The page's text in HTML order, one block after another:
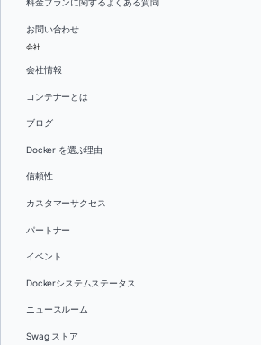
料金プランに関するよくある質問
お問い合わせ
会社
会社情報
コンテナーとは
ブログ
Docker を選ぶ理由
信頼性
カスタマーサクセス
パートナー
イベント
Dockerシステムステータス
ニュースルーム
Swag ストア